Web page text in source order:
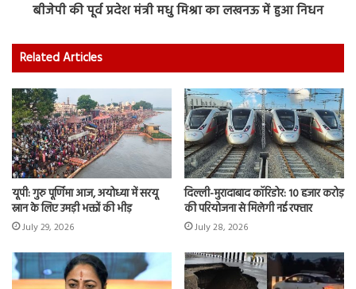
बीजेपी की पूर्व प्रदेश मंत्री मधु मिश्रा का लखनऊ में हुआ निधन
Related Articles
यूपी: गुरु पूर्णिमा आज, अयोध्या में सरयू
स्नान के लिए उमड़ी भक्तों की भीड़
July 29, 2026
दिल्ली-मुरादाबाद कॉरिडोर: 10 हजार करोड़
की परियोजना से मिलेगी नई रफ्तार
July 28, 2026